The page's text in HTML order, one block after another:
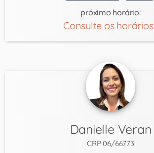
próximo horário:
Consulte os horários
Danielle Veran
CRP 06/66773